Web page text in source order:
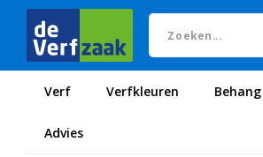
Verf Verfkleuren Behang
Advies